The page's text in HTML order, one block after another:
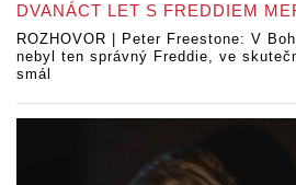
DVANÁCT LET S FREDDIEM
ROZHOVOR | Peter Freestone: V
nebyl ten správný Freddie, ve
smál